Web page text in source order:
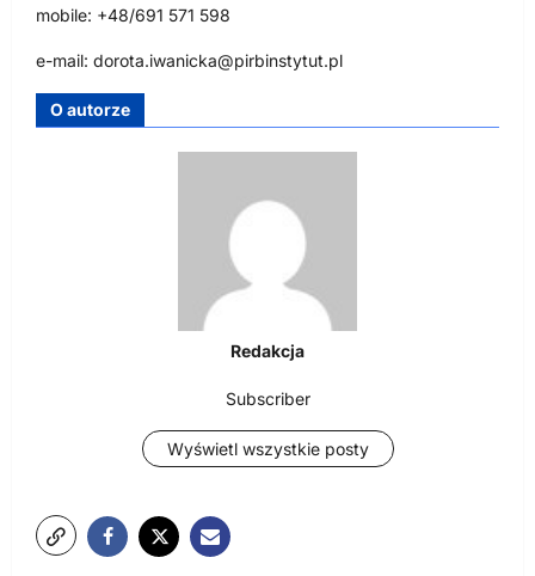
mobile: +48/691 571 598
e-mail: dorota.iwanicka@pirbinstytut.pl
O autorze
Redakcja
Subscriber
Wyświetl wszystkie posty